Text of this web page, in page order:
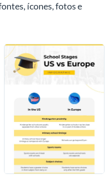
ícones, fotos e